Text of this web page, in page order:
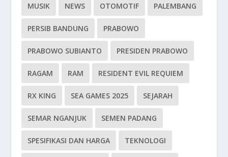
MUSIK NEWS OTOMOTIF PALEMBANG
PERSIB BANDUNG PRABOWO
PRABOWO SUBIANTO PRESIDEN PRABOWO
RAGAM RAM RESIDENT EVIL REQUIEM
RX KING SEA GAMES 2025 SEJARAH
SEMAR NGANJUK SEMEN PADANG
SPESIFIKASI DAN HARGA TEKNOLOGI